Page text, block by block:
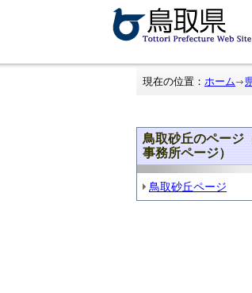
現在の位置： ホーム
鳥取砂丘のページ
事務所ページ）
鳥取砂丘ページ